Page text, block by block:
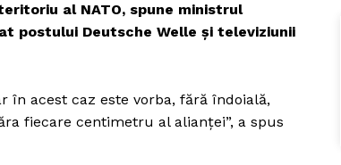
Proiecte editoriale
al NATO, spune ministrul
postului Deutsche Welle și televiziunii
în acest caz este vorba, fără îndoială,
fiecare centimetru al alianței”, a spus